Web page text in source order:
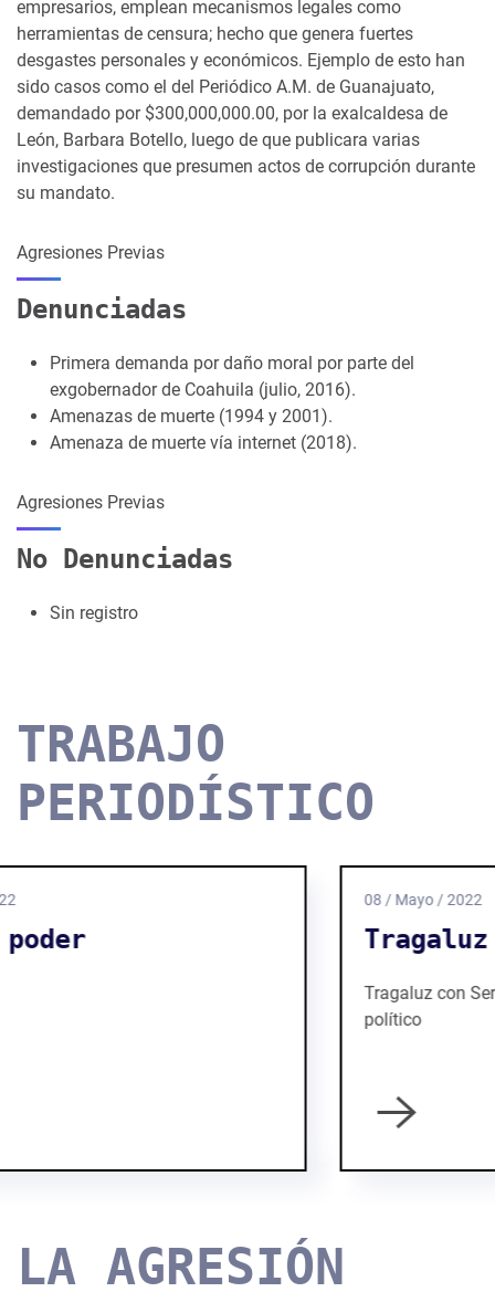
empresarios, emplean mecanismos legales como
herramientas de censura; hecho que genera fuertes
desgastes personales y económicos. Ejemplo de esto han
sido casos como el del Periódico A.M. de Guanajuato,
demandado por $300,000,000.00, por la exalcaldesa de
León, Barbara Botello, luego de que publicara varias
investigaciones que presumen actos de corrupción durante
su mandato.
Agresiones Previas
Denunciadas
Primera demanda por daño moral por parte del
exgobernador de Coahuila (julio, 2016).
Amenazas de muerte (1994 y 2001).
Amenaza de muerte vía internet (2018).
Agresiones Previas
No Denunciadas
Sin registro
TRABAJO
PERIODÍSTICO
Tragaluz / Opinión
Tragaluz con Sergio Aguayo, académico y analista
LA AGRESIÓN